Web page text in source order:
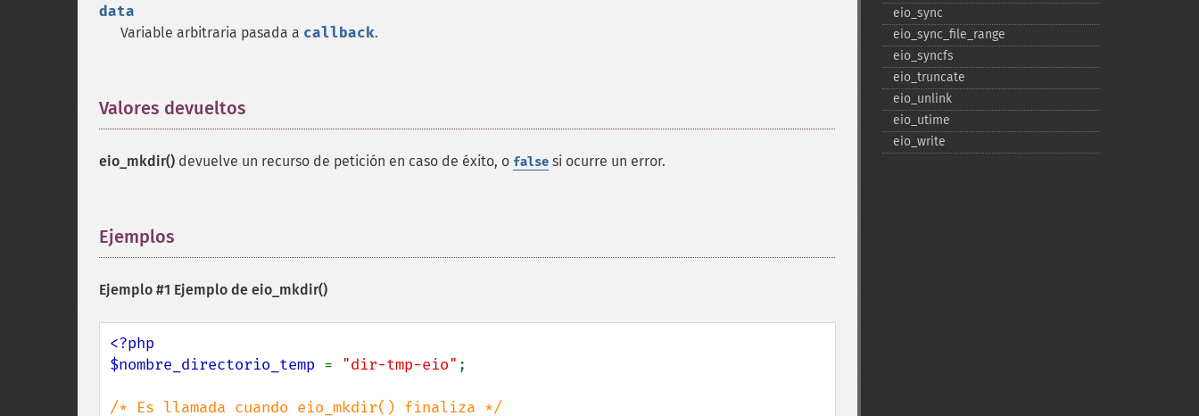
data
Variable arbitraria pasada a callback.
Valores devueltos
eio_mkdir() devuelve un recurso de petición en caso de éxito, o false si ocurre un error.
Ejemplos
Ejemplo #1 Ejemplo de eio_mkdir()
<?php
$nombre_directorio_temp = "dir-tmp-eio" ;
eio_​sync
eio_​sync_​file_​range
eio_​syncfs
eio_​truncate
eio_​unlink
eio_​utime
eio_​write